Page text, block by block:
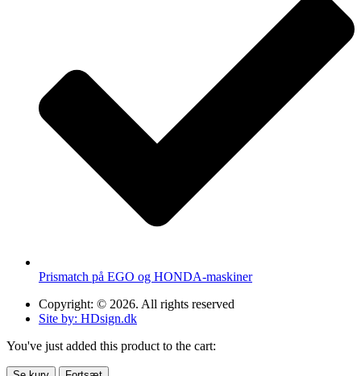
Prismatch på EGO og HONDA-maskiner
Copyright: © 2026. All rights reserved
Site by: HDsign.dk
You've just added this product to the cart: